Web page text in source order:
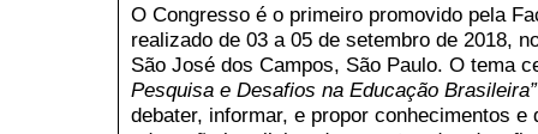
O Congresso é o primeiro promovido pela
realizado de 03 a 05 de setembro de 2018,
São José dos Campos, São Paulo. O tema
Pesquisa e Desafios na Educação Brasileira”
debater, informar, e propor conhecimentos